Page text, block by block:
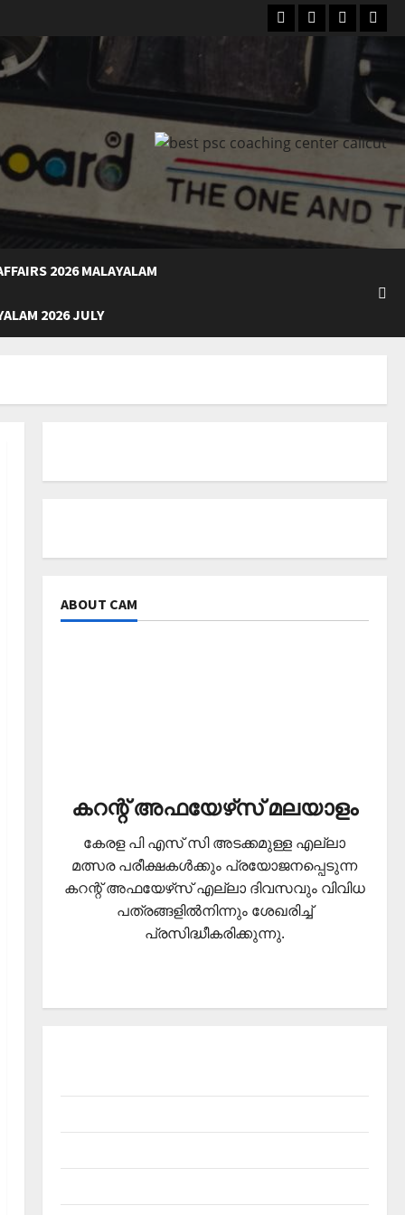
FacebookInstagram
Youtube
2026 MALAYALAM
2026 JULY
ABOUT CAM
കറന്റ് അഫയേഴ്‌സ് മലയാളം
കേരള പി എസ് സി അടക്കമുള്ള എല്ലാ
മത്സര പരീക്ഷകള്‍ക്കും പ്രയോജനപ്പെടുന്ന
കറന്റ് അഫയേഴ്‌സ് എല്ലാ ദിവസവും വിവിധ
പത്രങ്ങളില്‍നിന്നും ശേഖരിച്ച്
പ്രസിദ്ധീകരിക്കുന്നു.